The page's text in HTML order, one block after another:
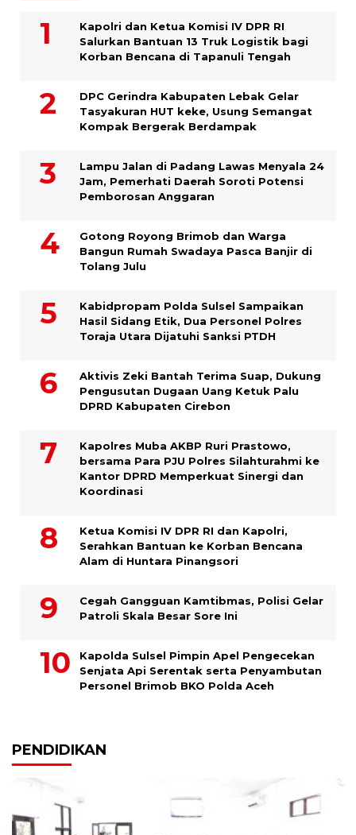
Kapolri dan Ketua Komisi IV DPR RI
Salurkan Bantuan 13 Truk Logistik bagi
Korban Bencana di Tapanuli Tengah
DPC Gerindra Kabupaten Lebak Gelar
Tasyakuran HUT keke, Usung Semangat
Kompak Bergerak Berdampak
Lampu Jalan di Padang Lawas Menyala 24
Jam, Pemerhati Daerah Soroti Potensi
Pemborosan Anggaran
Gotong Royong Brimob dan Warga
Bangun Rumah Swadaya Pasca Banjir di
Tolang Julu
Kabidpropam Polda Sulsel Sampaikan
Hasil Sidang Etik, Dua Personel Polres
Toraja Utara Dijatuhi Sanksi PTDH
Aktivis Zeki Bantah Terima Suap, Dukung
Pengusutan Dugaan Uang Ketuk Palu
DPRD Kabupaten Cirebon
Kapolres Muba AKBP Ruri Prastowo,
bersama Para PJU Polres Silahturahmi ke
Kantor DPRD Memperkuat Sinergi dan
Koordinasi
Ketua Komisi IV DPR RI dan Kapolri,
Serahkan Bantuan ke Korban Bencana
Alam di Huntara Pinangsori
Cegah Gangguan Kamtibmas, Polisi Gelar
Patroli Skala Besar Sore Ini
Kapolda Sulsel Pimpin Apel Pengecekan
Senjata Api Serentak serta Penyambutan
Personel Brimob BKO Polda Aceh
PENDIDIKAN